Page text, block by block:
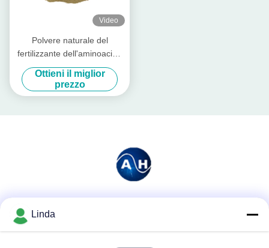
Video
Polvere naturale del
fertilizzante dell'aminoacido
per il magnesio del chelato
di crescita di piante
Ottieni il miglior
prezzo
Linda